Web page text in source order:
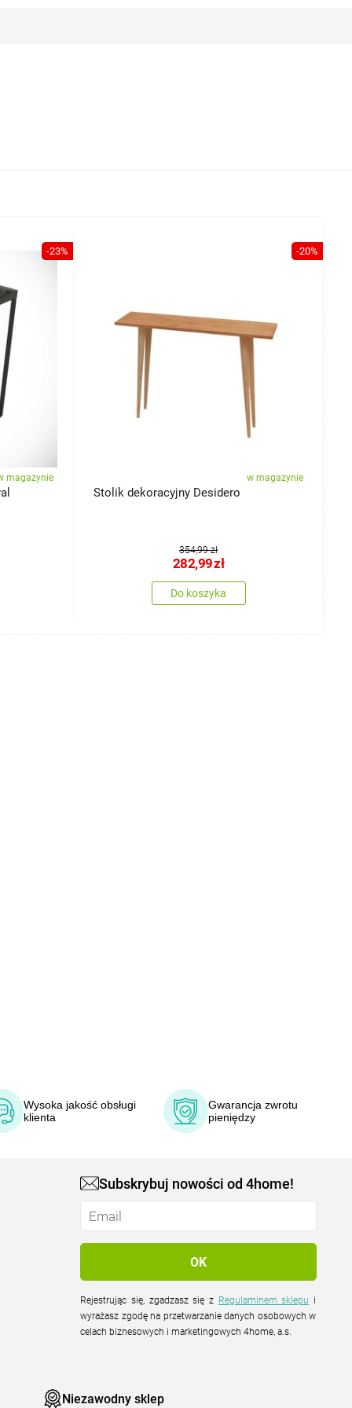
-23%
magazynie
-20%
w magazynie
Stolik dekoracyjny Desidero
354,99 zł
282,99zł
Do koszyka
Wysoka jakość obsługi
klienta
Gwarancja zwrotu
pieniędzy
Subskrybuj nowości od 4home!
Rejestrując się, zgadzasz się z Regulaminem sklepu
wyrażasz zgodę na przetwarzanie danych osobowych w
celach biznesowych i marketingowych 4home, a.s.
Niezawodny sklep